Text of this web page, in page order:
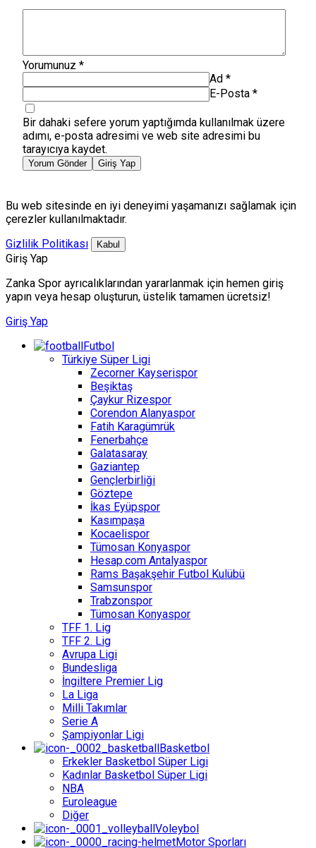
Yorumunuz *
Ad *
E-Posta *
Bir dahaki sefere yorum yaptığımda kullanılmak üzere
adımı, e-posta adresimi ve web site adresimi bu
tarayıcıya kaydet.
Yorum Gönder Giriş Yap
Bu web sitesinde en iyi deneyimi yaşamanızı sağlamak için
çerezler kullanılmaktadır.
Gizlilik Politikası
Kabul
Giriş Yap
Zanka Spor ayrıcalıklarından yararlanmak için hemen giriş
yapın veya hesap oluşturun, üstelik tamamen ücretsiz!
Giriş Yap
Futbol
Türkiye Süper Ligi
Zecorner Kayserispor
Beşiktaş
Çaykur Rizespor
Corendon Alanyaspor
Fatih Karagümrük
Fenerbahçe
Galatasaray
Gaziantep
Gençlerbirliği
Göztepe
İkas Eyüpspor
Kasımpaşa
Kocaelispor
Tümosan Konyaspor
Hesap.com Antalyaspor
Rams Başakşehir Futbol Kulübü
Samsunspor
Trabzonspor
Tümosan Konyaspor
TFF 1. Lig
TFF 2. Lig
Avrupa Ligi
Bundesliga
İngiltere Premier Lig
La Liga
Milli Takımlar
Serie A
Şampiyonlar Ligi
Basketbol
Erkekler Basketbol Süper Ligi
Kadınlar Basketbol Süper Ligi
NBA
Euroleague
Diğer
Voleybol
Motor Sporları